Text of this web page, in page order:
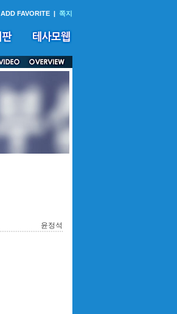
ADD FAVORITE | 쪽지
윤정석